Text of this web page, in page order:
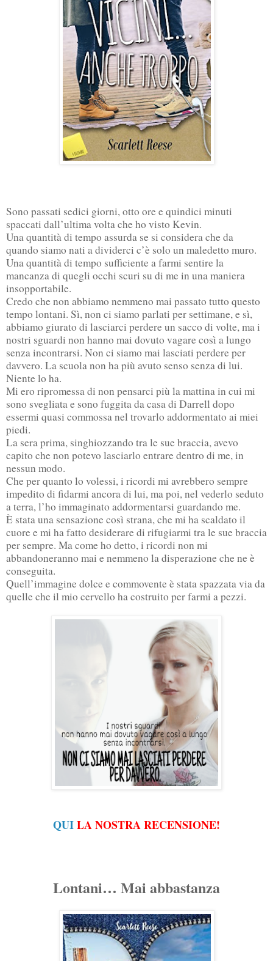
Sono passati sedici giorni, otto ore e quindici minuti
spaccati dall’ultima volta che ho visto Kevin.
Una quantità di tempo assurda se si considera che da
quando siamo nati a dividerci c’è solo un maledetto muro.
Una quantità di tempo sufficiente a farmi sentire la
mancanza di quegli occhi scuri su di me in una maniera
insopportabile.
Credo che non abbiamo nemmeno mai passato tutto questo
tempo lontani. Sì, non ci siamo parlati per settimane, e sì,
abbiamo giurato di lasciarci perdere un sacco di volte, ma i
nostri sguardi non hanno mai dovuto vagare così a lungo
senza incontrarsi. Non ci siamo mai lasciati perdere per
davvero. La scuola non ha più avuto senso senza di lui.
Niente lo ha.
Mi ero ripromessa di non pensarci più la mattina in cui mi
sono svegliata e sono fuggita da casa di Darrell dopo
essermi quasi commossa nel trovarlo addormentato ai miei
piedi.
La sera prima, singhiozzando tra le sue braccia, avevo
capito che non potevo lasciarlo entrare dentro di me, in
nessun modo.
Che per quanto lo volessi, i ricordi mi avrebbero sempre
impedito di fidarmi ancora di lui, ma poi, nel vederlo seduto
a terra, l’ho immaginato addormentarsi guardando me.
È stata una sensazione così strana, che mi ha scaldato il
cuore e mi ha fatto desiderare di rifugiarmi tra le sue braccia
per sempre. Ma come ho detto, i ricordi non mi
abbandoneranno mai e nemmeno la disperazione che ne è
conseguita.
Quell’immagine dolce e commovente è stata spazzata via da
quelle che il mio cervello ha costruito per farmi a pezzi.
QUILA NOSTRA RECENSIONE!
Lontani… Mai abbastanza